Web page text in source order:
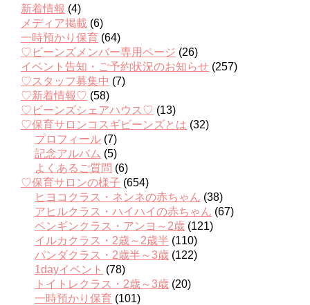
新着情報 (4)
メディア掲載 (6)
一時預かり保育 (64)
♡ビーンズメンバー専用ページ (26)
イベント告知・ご予約状況のお知らせ (257)
♡スタッフ募集中 (7)
♡新着情報♡ (58)
♡ビーンズシェアハウス♡ (13)
♡保育サロンコスギビーンズとは (32)
プロフィール (7)
記念アルバム (5)
よくあるご質問 (6)
♡保育サロンの様子 (654)
ヒヨコクラス・ネンネの赤ちゃん (38)
アヒルクラス・ハイハイの赤ちゃん (67)
ペンギンクラス・アンヨ～2歳 (121)
イルカクラス・2歳～2歳半 (110)
パンダクラス・2歳半～3歳 (122)
1dayイベント (78)
トイトレクラス・2歳～3歳 (20)
一時預かり保育 (101)